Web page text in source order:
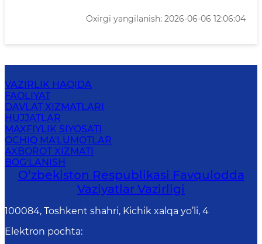
Oxirgi yangilanish: 2026-06-06 12:06:04
VAZIRLIK HAQIDA
FAOLIYAT
DAVLAT XIZMATLARI
HUJJATLAR
MAXFIYLIK SIYOSATI
OCHIQ MA'LUMOTLAR
AXBOROT XIZMATI
BOG‘LANISH
O‘zbеkistоn Rеspublikаsi Favqulodda
Vaziyatlar Vazirligi
100084, Toshkent shahri, Kichik xalqa yo’li, 4
Elektron pochta: